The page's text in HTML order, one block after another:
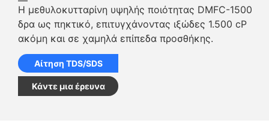
Η μεθυλοκυτταρίνη υψηλής ποιότητας DMFC-1500
δρα ως πηκτικό, επιτυγχάνοντας ιξώδες 1.500 cP
ακόμη και σε χαμηλά επίπεδα προσθήκης.
Αίτηση TDS/SDS
Κάντε μια έρευνα